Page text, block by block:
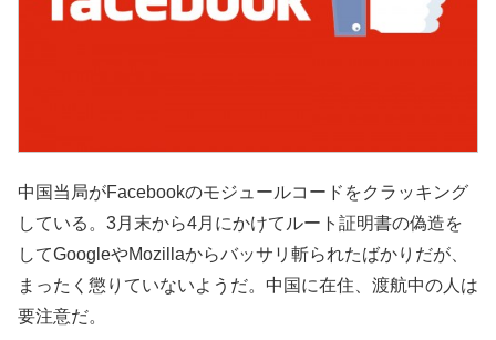
中国当局がFacebookのモジュールコードをクラッキング
している。3月末から4月にかけてルート証明書の偽造を
してGoogleやMozillaからバッサリ斬られたばかりだが、
まったく懲りていないようだ。中国に在住、渡航中の人は
要注意だ。